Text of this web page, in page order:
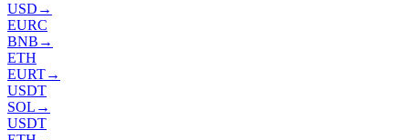
USD →
EURC
BNB →
ETH
EURT→
USDT
SOL →
USDT